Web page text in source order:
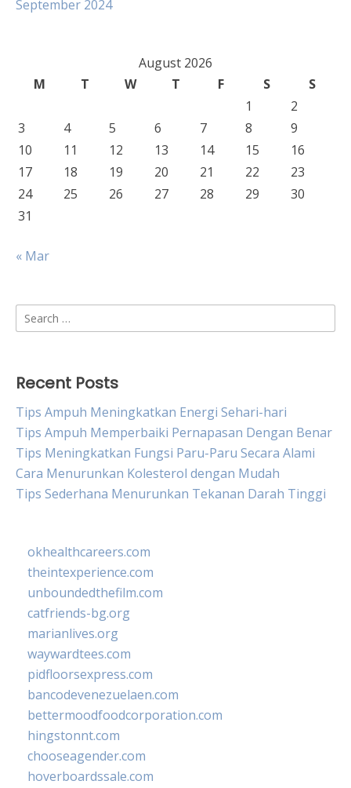
September 2024
August 2026
M
T W T F S
S
1
2
3
4 5 6 7 8
9
10
11 12 13 14 15
16
17
18 19 20 21 22
23
24
25 26 27 28 29
30
31
« Mar
Search
for:
Recent Posts
Tips Ampuh Meningkatkan Energi Sehari-hari
Tips Ampuh Memperbaiki Pernapasan Dengan Benar
Tips Meningkatkan Fungsi Paru-Paru Secara Alami
Cara Menurunkan Kolesterol dengan Mudah
Tips Sederhana Menurunkan Tekanan Darah Tinggi
okhealthcareers.com
theintexperience.com
unboundedthefilm.com
catfriends-bg.org
marianlives.org
waywardtees.com
pidfloorsexpress.com
bancodevenezuelaen.com
bettermoodfoodcorporation.com
hingstonnt.com
chooseagender.com
hoverboardssale.com